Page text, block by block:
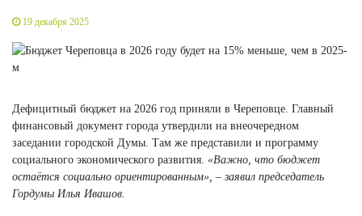
19 декабря 2025
Дефицитный бюджет на 2026 год приняли в Череповце. Главный
финансовый документ города утвердили на внеочередном
заседании городской Думы. Там же представили и программу
социального экономического развития. «Важно, что бюджет
остаётся социально ориентированным», – заявил председатель
Гордумы Илья Ивашов.